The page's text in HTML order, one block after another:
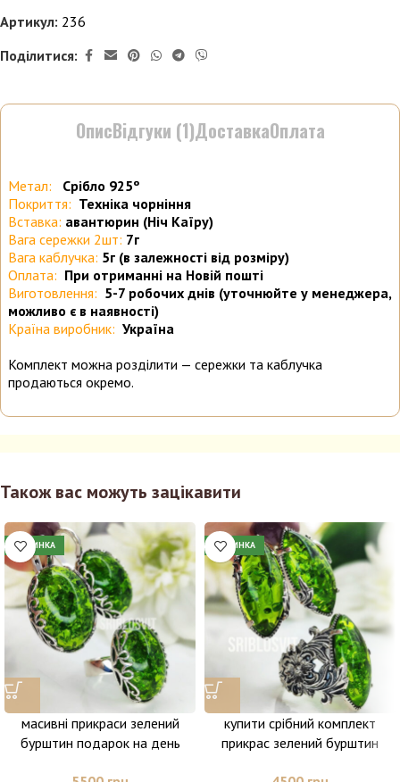
Артикул: 236
Поділитися:
ОписВідгуки (1)ДоставкаОплата
Метал:
Срібло 925º
Покриття: Техніка чорніння
Вставка: авантюрин (Ніч Каїру)
Вага сережки 2шт: 7г
Вага каблучка: 5г (в залежності від розміру)
Оплата: При отриманні на Новій пошті
Виготовлення: 5-7 робочих днів (уточнюйте у менеджера,
можливо є в наявності)
Країна виробник: Україна
Комплект можна розділити — сережки та каблучка
продаються окремо.
Також вас можуть зацікавити
НОВИНКА
масивні прикраси зелений
бурштин подарок на день
НОВИНКА
купити срібний комплект
прикрас зелений бурштин